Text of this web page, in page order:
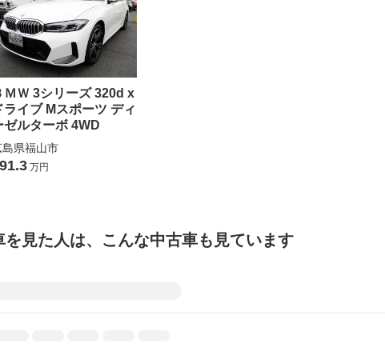
ＭＷ 3シリーズ 320d x
ライブ Mスポーツ ディ
ゼルターボ 4WD
島県福山市
万円
見た人は、こんな中古車も見ています